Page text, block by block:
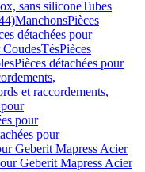
sans siliconeTubes
ManchonsPièces
détachées pour
CoudesTésPièces
Pièces détachées pour
et raccordements,
pour
pour
Geberit Mapress Acier
Geberit Mapress Acier